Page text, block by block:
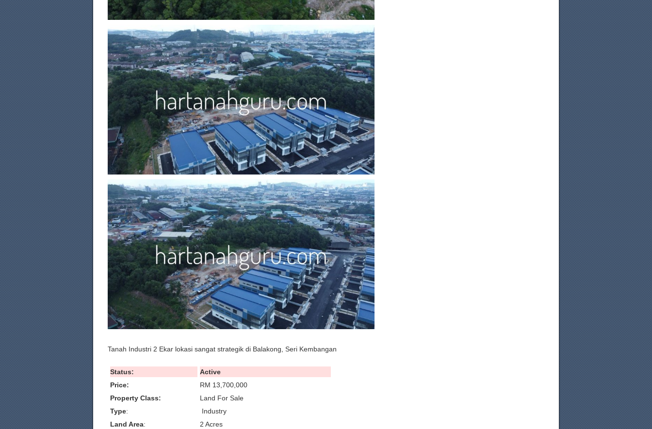
Tanah Industri 2 Ekar lokasi sangat strategik di Balakong, Seri Kembangan
Status:
Active
Price:
RM 13,700,000
Property Class:
Land For Sale
Type:
Industry
Land Area: 2 Acres